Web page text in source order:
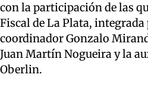
con la participación de las
Fiscal de La Plata,
coordinador Gonzalo
Juan Martín Nogueira y la
Oberlin.